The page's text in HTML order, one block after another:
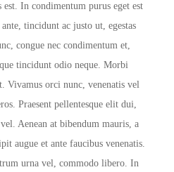
In condimentum purus eget est
tincidunt ac justo ut, egestas
congue nec condimentum et,
tincidunt odio neque. Morbi
Vivamus orci nunc, venenatis vel
Praesent pellentesque elit dui,
Aenean at bibendum mauris, a
augue et ante faucibus venenatis.
urna vel, commodo libero. In